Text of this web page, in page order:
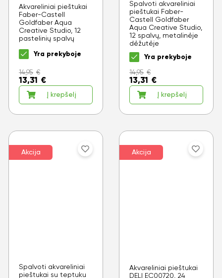
Akvareliniai pieštukai
Faber-Castell
Goldfaber Aqua
Creative Studio, 12
pastelinių spalvų
Yra prekyboje
14,95 €
13,31 €
Į krepšelį
Spalvoti akvareliniai
pieštukai Faber-
Castell Goldfaber
Aqua Creative Studio,
12 spalvų, metalinėje
dėžutėje
Yra prekyboje
14,95 €
13,31 €
Į krepšelį
Akcija
Spalvoti akvareliniai
pieštukai su teptuku
Akcija
Akvareliniai pieštukai
DELI EC00720, 24